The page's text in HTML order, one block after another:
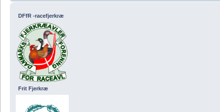
DFfR -racefjerkræ
Frit Fjerkræ